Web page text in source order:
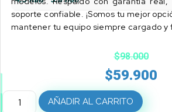
soporte confiable. ¡Somos tu mejor
mantener tu equipo siempre cargado y
$98.000
$59.900
AÑADIR AL CARRITO